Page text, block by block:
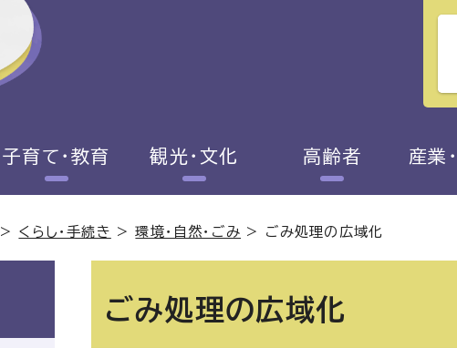
子育て・教育 観光・文化 高齢者 産業
> くらし・手続き >環境・自然・ごみ > ごみ処理の広域化
ごみ処理の広域化